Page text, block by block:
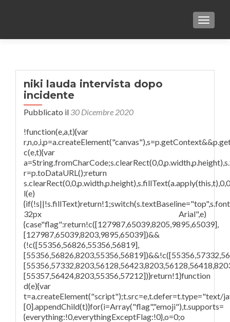
niki lauda intervista dopo
incidente
Pubblicato il 30 Dicembre 2020
!function(e,a,t){var
c(e,t){var
r=p.toDataURL();return
l(e)
32px Arial",e)
{case"flag":return!c([127987,65039,8205,9895,65039],
[127987,65039,8203,9895,65039])&&
(!c([55356,56826,55356,56819],
[55357,56424,8203,55356,57212])}return!1}function
d(e){var
t=a.createElement("script");t.src=e,t.defer=t.type="text/
[0].appendChild(t)}for(i=Array("flag","emoji"),t.supports=
{everything:!0,everythingExceptFlag:!0},o=0;o